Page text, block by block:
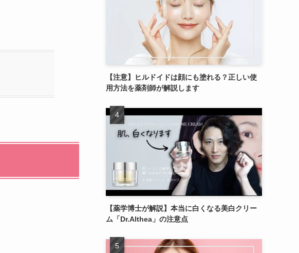
【注意】ヒルドイドは顔にも塗れる？正しい使
用方法を薬剤師が解説します
【薬学博士が解説】本当に白くなる美白クリー
ム「Dr.Althea」の注意点